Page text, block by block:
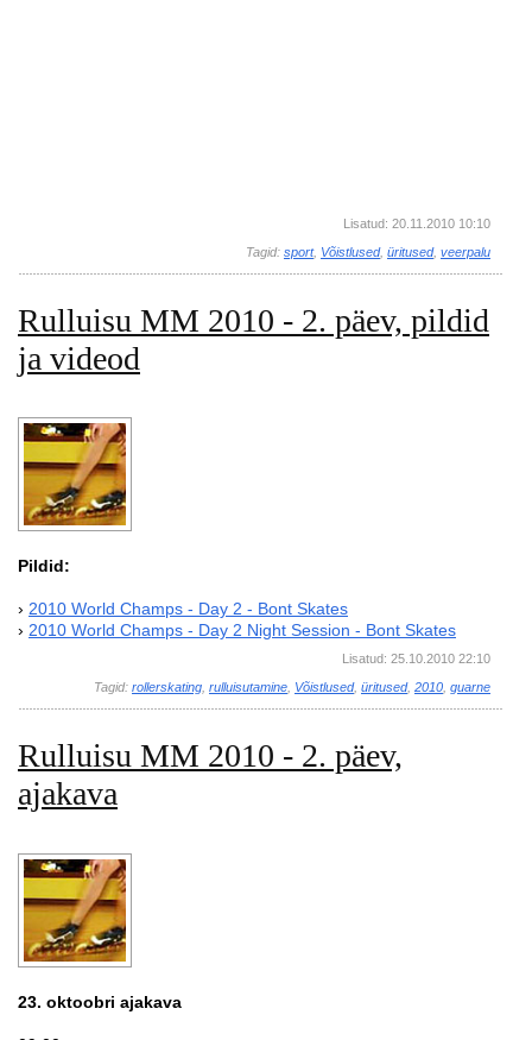
Lisatud: 20.11.2010 10:10
Tagid: sport, Võistlused, üritused, veerpalu
Rulluisu MM 2010 - 2. päev, pildid
ja videod
Pildid:
› 2010 World Champs - Day 2 - Bont Skates
› 2010 World Champs - Day 2 Night Session - Bont Skates
Lisatud: 25.10.2010 22:10
Tagid: rollerskating rulluisutamine Võistlused, üritused, 2010 guarne
Rulluisu MM 2010 - 2. päev,
ajakava
23. oktoobri ajakava